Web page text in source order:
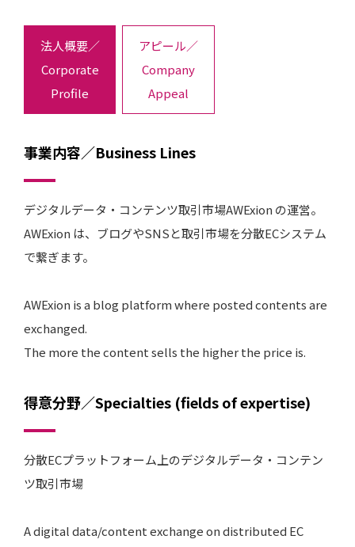
法人概要／
Corporate
Profile
アピール／
Company
Appeal
事業内容／Business Lines
デジタルデータ・コンテンツ取引市場AWExion の運営。
AWExion は、ブログやSNSと取引市場を分散ECシステム
で繋ぎます。
AWExion is a blog platform where posted contents are
exchanged.
The more the content sells the higher the price is.
得意分野／Specialties (fields of expertise)
分散ECプラットフォーム上のデジタルデータ・コンテン
ツ取引市場
A digital data/content exchange on distributed EC